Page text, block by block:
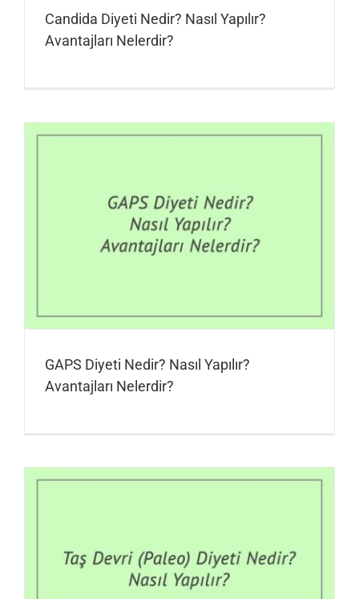
Candida Diyeti Nedir? Nasıl Yapılır?
Avantajları Nelerdir?
GAPS Diyeti Nedir? Nasıl Yapılır?
Avantajları Nelerdir?